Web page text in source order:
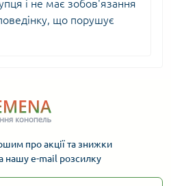
і не має зобов'язання
що порушує
про акції та знижки
нашу e-mail розсилку